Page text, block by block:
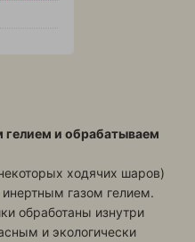
гелием и обрабатываем
ходячих шаров)
газом гелием.
обработаны изнутри
и экологически